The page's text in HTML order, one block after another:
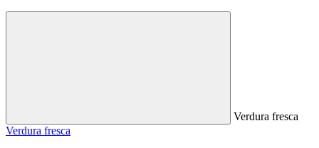
Verdura fresca
Verdura fresca